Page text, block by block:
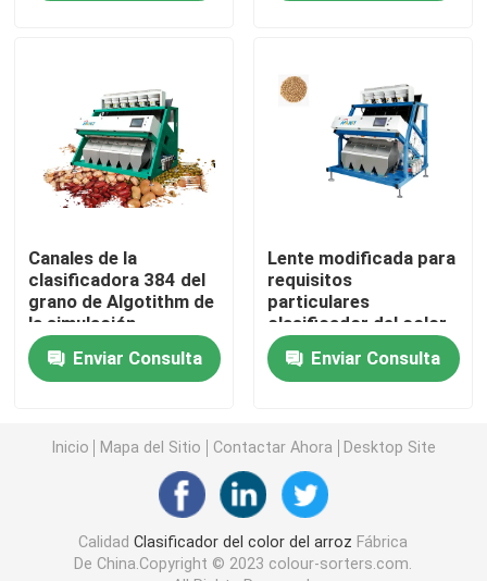
Los granos de café colorean el clasificador
Clasificador del color de la especia
Clasificador Nuts del color
clasificador plástico del color
Clasificador del color de la correa
Clasificadora infrarroja
Canales de la
clasificadora 384 del
grano de Algotithm de
la simulación
Enviar Consulta
Lente modificada para
requisitos
particulares
clasificador del color
del grano del sistema
de la imagen del CCD
de 5400 pixeles
Enviar Consulta
Inicio Mapa del Sitio Contactar Ahora Desktop Site
CalidadClasificador del color del arroz Fábrica
De China.Copyright © 2023 colour-sorters.com.